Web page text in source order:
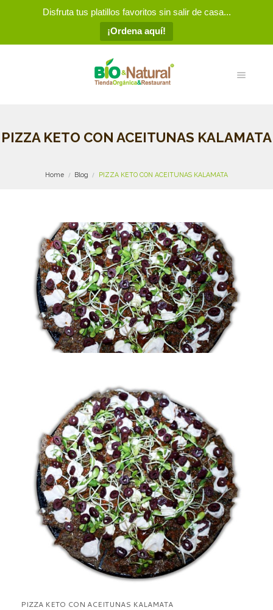
Disfruta tus platillos favoritos sin salir de casa...
¡Ordena aquí!
PIZZA KETO CON ACEITUNAS KALAMATA
Home Blog PIZZA KETO CON ACEITUNAS KALAMATA
PIZZA KETO CON ACEITUNAS KALAMATA